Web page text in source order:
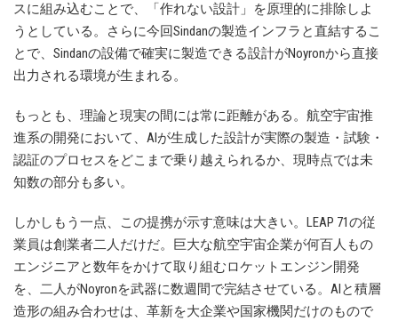
スに組み込むことで、「作れない設計」を原理的に排除しよ
うとしている。さらに今回Sindanの製造インフラと直結するこ
とで、Sindanの設備で確実に製造できる設計がNoyronから直接
出力される環境が生まれる。
もっとも、理論と現実の間には常に距離がある。航空宇宙推
進系の開発において、AIが生成した設計が実際の製造・試験・
認証のプロセスをどこまで乗り越えられるか、現時点では未
知数の部分も多い。
しかしもう一点、この提携が示す意味は大きい。LEAP 71の従
業員は創業者二人だけだ。巨大な航空宇宙企業が何百人もの
エンジニアと数年をかけて取り組むロケットエンジン開発
を、二人がNoyronを武器に数週間で完結させている。AIと積層
造形の組み合わせは、革新を大企業や国家機関だけのもので